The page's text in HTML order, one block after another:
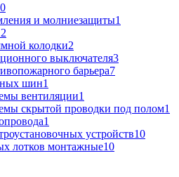
и молниезащиты1
2
колодки2
выключателя3
барьера7
шин1
вентиляции1
скрытой проводки под полом1
1
устройств10
лотков монтажные10